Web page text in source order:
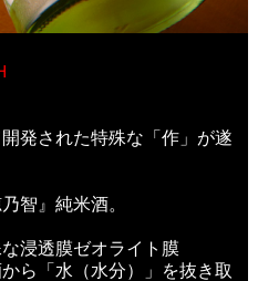
発された特殊な「作」が遂
智』純米酒。
浸透膜ゼオライト膜
ら「水（水分）」を抜き取